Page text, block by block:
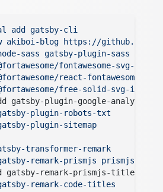
add
gatsby-cli
akiboi-blog https://github.com/
sass gatsby-plugin-sass
fontawesome-svg-core
react-fontawesome
free-solid-svg-icons
gatsby-plugin-google-analytics
plugin-robots-txt
plugin-sitemap
transformer-remark
remark-prismjs prismjs
gatsby-remark-prismjs-title~~
remark-code-titles